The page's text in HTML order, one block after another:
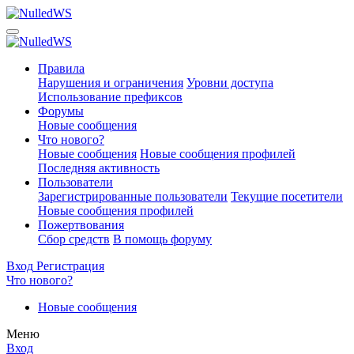
Правила
Нарушения и ограничения Уровни доступа
Использование префиксов
Форумы
Новые сообщения
Что нового?
Новые сообщения Новые сообщения профилей
Последняя активность
Пользователи
Зарегистрированные пользователи Текущие посетители
Новые сообщения профилей
Пожертвования
Сбор средств В помощь форуму
Вход Регистрация
Что нового?
Новые сообщения
Меню
Вход